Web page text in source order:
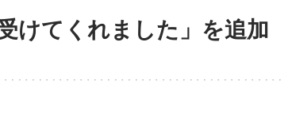
けてくれました」を追加